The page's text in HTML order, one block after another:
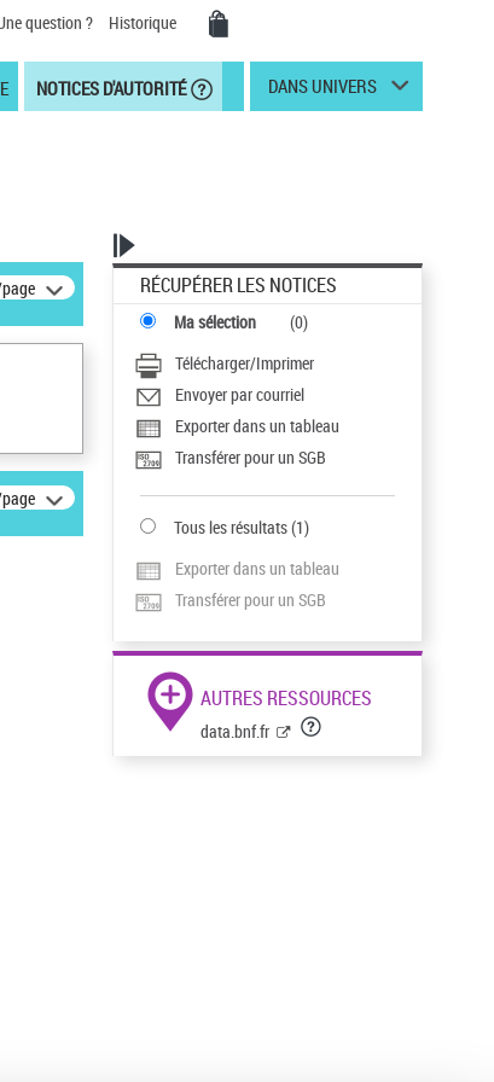
question ? Historique
NOTICES D'AUTORITÉ DANS UNIVERS
RÉCUPÉRER LES NOTICES
Ma sélection (0)
Télécharger/Imprimer
Envoyer par courriel
Exporter dans un tableau
Transférer pour un SGB
Tous les résultats(1)
Exporter dans un tableau
Transférer pour un SGB
AUTRES RESSOURCES
data.bnf.fr